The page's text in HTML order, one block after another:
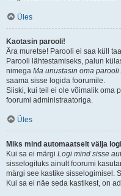
Üles
Kaotasin parooli!
Ära muretse! Parooli ei saa küll
Parooli lähtestamiseks, palun
nimega Ma unustasin oma parooli
saama sisse logida foorumile.
Siiski, kui teil ei ole võimalik oma
foorumi administraatoriga.
Üles
Miks mind automaatselt välja
Kui sa ei märgi Logi mind sisse
sisselogituks ainult foorumi
märgi see kastike sisselogimisel.
Kui sa ei näe seda kastikest, on